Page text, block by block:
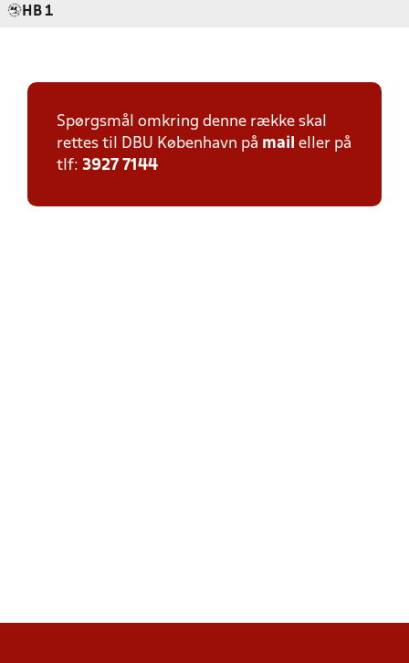
HB 1
Spørgsmål omkring denne række skal
rettes til DBU København på mail eller på
tlf: 3927 7144